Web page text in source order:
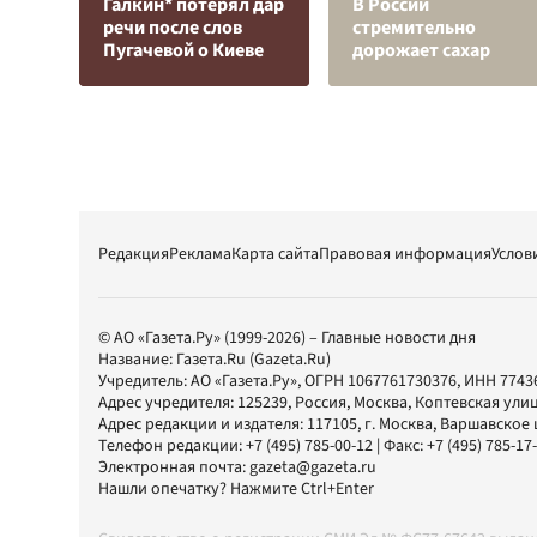
речи после слов
Пугачевой о Киеве
стремительно
дорожает сахар
РедакцияРекламаКарта сайтаПравовая информация
© АО «Газета.Ру» (1999-2026) – Главные новости дня
Название: Газета.Ru (Gazeta.Ru)
Учредитель:АО «Газета.Ру», ОГРН 1067761730376, ИНН
Адрес учредителя: 125239, Россия, Москва, Коптевская
Адрес редакции и издателя: 117105, г. Москва, Варшавское
Телефон редакции:+7 (495) 785-00-12 | Факс:+7 (495) 785-
Электронная почта:gazeta@gazeta.ru
Нашли опечатку? Нажмите Ctrl+Enter